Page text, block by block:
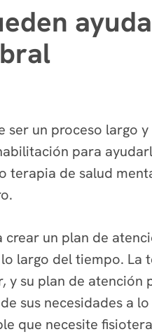
un proceso largo
para
terapia de salud
un plan de
largo del tiempo. La
y su plan de atención
sus necesidades a
que necesite